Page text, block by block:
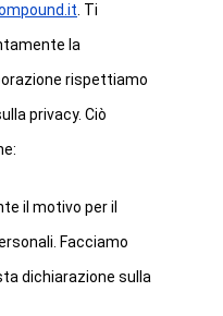
. Ti
la
rispettiamo
privacy. Ciò
il motivo per il
Facciamo
dichiarazione sulla